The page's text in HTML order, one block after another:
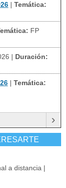
| Temática:
FP
| Duración:
| Temática:
›
a distancia |